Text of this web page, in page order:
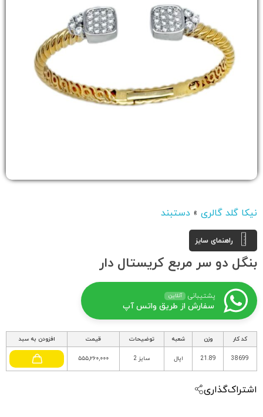
نیکا گلد گالری » دستبند
بنگل دو سر مربع کریستال دار
راهنمای سایز
پشتیبانی آنلاین
سفارش از طریق واتس آپ
کد کار وزن شعبه توضیحات قیمت افزودن به سبد
38699
21.89 اپال سایز 2 ۵۵۵,۲۶۰,۰۰۰
اشتراک‌گذاری